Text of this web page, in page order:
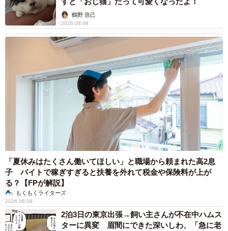
鶴野 浩己
2026.08.08
「夏休みはたくさん働いてほしい」と職場から頼まれた高2息
子 バイトで稼ぎすぎると扶養を外れて税金や保険料が上が
る？【FPが解説】
もくもくライターズ
2026.08.08
2泊3日の東京出張→飼い主さんが不在中ハムス
ターに異変 眉間にできた深いしわ、「急に老